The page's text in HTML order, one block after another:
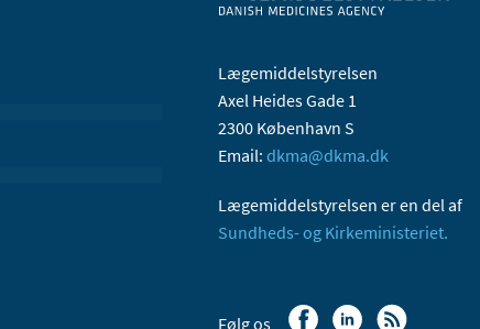
Lægemiddelstyrelsen
Axel Heides Gade 1
2300 København S
Email: dkma@dkma.dk
Lægemiddelstyrelsen er en del af
Sundheds- og Kirkeministeriet.
Følg os